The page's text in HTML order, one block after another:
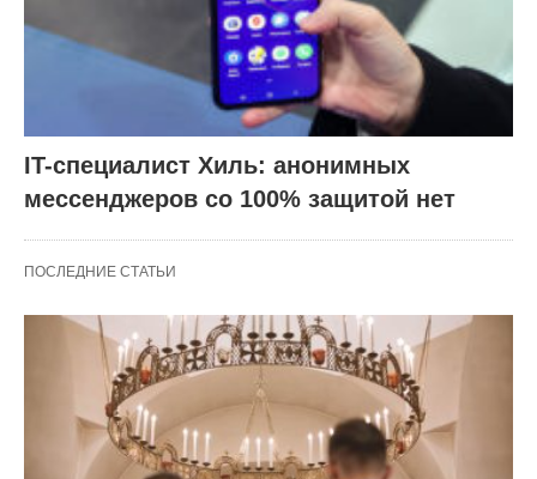
IT-специалист Хиль: анонимных
мессенджеров со 100% защитой нет
ПОСЛЕДНИЕ СТАТЬИ